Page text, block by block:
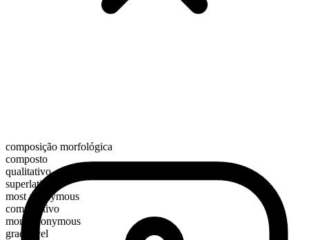
composição morfológica
composto
qualitativo
superlativo
most anonymous
comparativo
more anonymous
graduável